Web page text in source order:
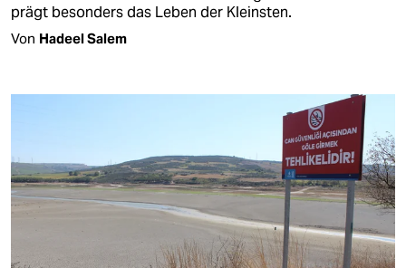
prägt besonders das Leben der Kleinsten.
Von Hadeel Salem